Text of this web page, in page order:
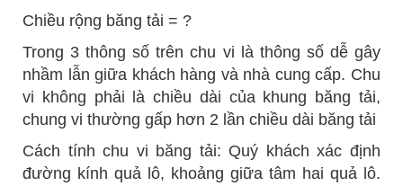
Chiều rộng băng tải = ?
Trong 3 thông số trên chu vi là thông số dễ gây
nhầm lẫn giữa khách hàng và nhà cung cấp. Chu
vi không phải là chiều dài của khung băng tải,
chung vi thường gấp hơn 2 lần chiều dài băng tải
Cách tính chu vi băng tải: Quý khách xác định
đường kính quả lô, khoảng giữa tâm hai quả lô.